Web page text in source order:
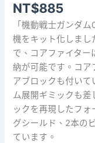
NT$885
「機動戦士ガンダ
機をキット化しまし
で、コアファイター
納が可能です。コア
アブロックも付いて
ム展開ギミックも差
ックを再現したフ
グシールド、2本の
ています。